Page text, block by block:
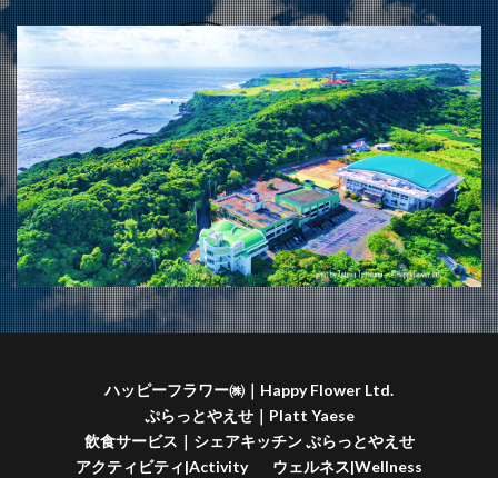
ハッピーフラワー㈱｜Happy Flower Ltd.
ぷらっとやえせ｜Platt Yaese
飲食サービス｜シェアキッチン ぷらっとやえせ
アクティビティ|Activity
ウェルネス|Wellness